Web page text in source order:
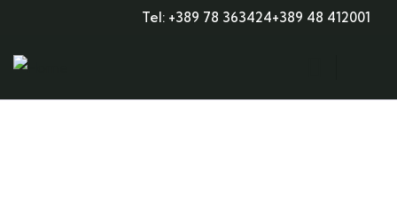
Tel: +389 78 363424+389 48 412001